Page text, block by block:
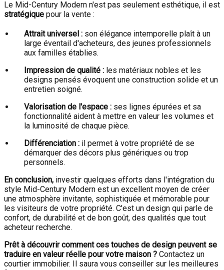
Le Mid-Century Modern n'est pas seulement esthétique, il est
stratégique pour la vente :
Attrait universel : son élégance intemporelle plaît à un
large éventail d'acheteurs, des jeunes professionnels
aux familles établies.
Impression de qualité : les matériaux nobles et les
designs pensés évoquent une construction solide et un
entretien soigné.
Valorisation de l'espace : ses lignes épurées et sa
fonctionnalité aident à mettre en valeur les volumes et
la luminosité de chaque pièce.
Différenciation : il permet à votre propriété de se
démarquer des décors plus génériques ou trop
personnels.
En conclusion, investir quelques efforts dans l'intégration du
style Mid-Century Modern est un excellent moyen de créer
une atmosphère invitante, sophistiquée et mémorable pour
les visiteurs de votre propriété. C'est un design qui parle de
confort, de durabilité et de bon goût, des qualités que tout
acheteur recherche.
Prêt à découvrir comment ces touches de design peuvent se
traduire en valeur réelle pour votre maison ? Contactez un
courtier immobilier. Il saura vous conseiller sur les meilleures